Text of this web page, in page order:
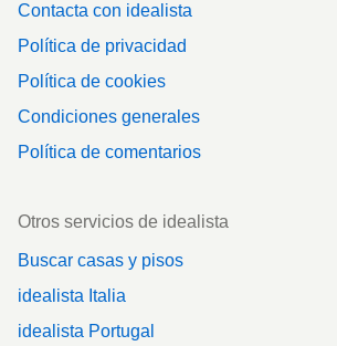
Contacta con idealista
Política de privacidad
Política de cookies
Condiciones generales
Política de comentarios
Otros servicios de idealista
Buscar casas y pisos
idealista Italia
idealista Portugal